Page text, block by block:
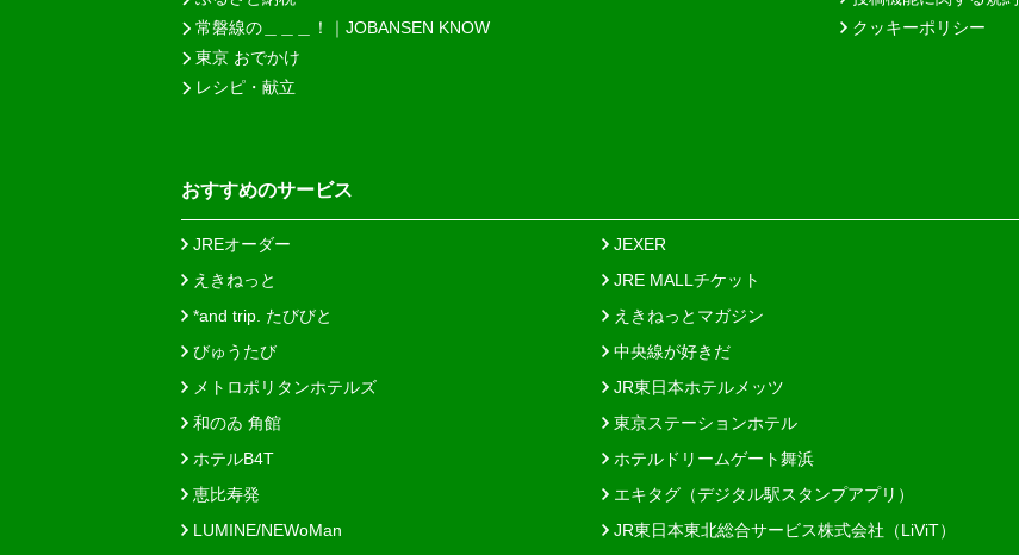
常磐線の＿＿＿！｜JOBANSEN KNOW
東京 おでかけ
レシピ・献立
クッキーポリシー
おすすめのサービス
JREオーダー JEXER
えきねっと
JRE MALLチケット
*and trip. たびびと
えきねっとマガジン
びゅうたび
中央線が好きだ
メトロポリタンホテルズ
JR東日本ホテルメッツ
和のゐ 角館
東京ステーションホテル
ホテルB4T
ホテルドリームゲート舞浜
恵比寿発
エキタグ（デジタル駅スタンプアプリ）
LUMINE/NEWoMan
JR東日本東北総合サービス株式会社（LiViT）